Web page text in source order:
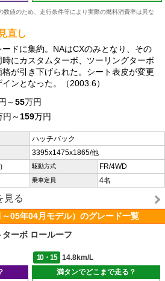
値のため、走行条件等により実際の燃料消費率は異な
直し
ドに集約。NAはCXのみとなり、その
にカスタムターボ、ツーリングターボ
が引き下げられた。シート表皮が変更
ンとなった。（2003.6）
～55万円
円～159万円
ハッチバック
3395x1475x1865/他
駆動方式 FR/4WD
乗車定員 4名
見る
05年04月モデル）のグレード一覧
ーボ ロールーフ
10・15
14.8km/L
満タンでどこまで走る？